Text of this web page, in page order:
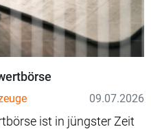
09.07.2026
ist in jüngster Zeit